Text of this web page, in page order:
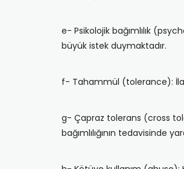
e- Psikolojik bağımlılık
büyük istek duymaktadır.
f- Tahammül (tolerance):
g- Çapraz tolerans (cross
bağımlılığının tedavisinde